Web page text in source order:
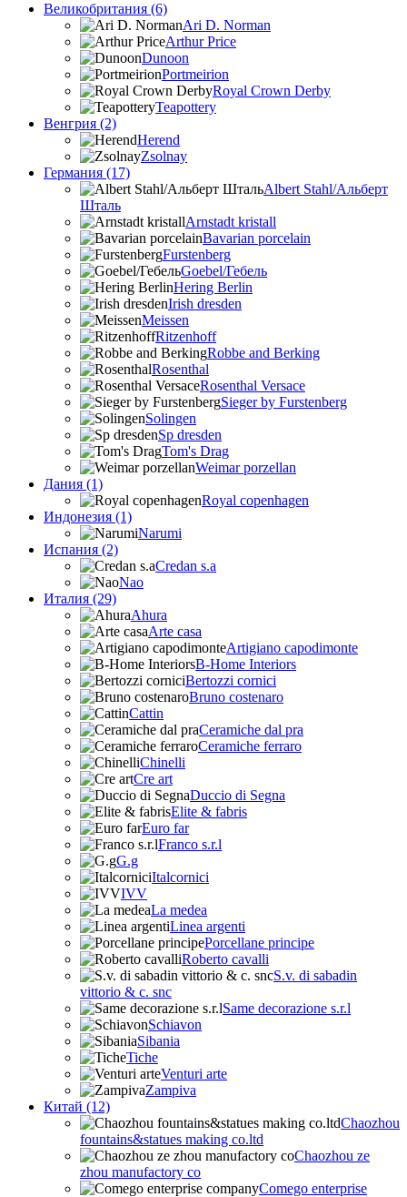
Великобритания (6)
Ari D. Norman
Arthur Price
Dunoon
Portmeirion
Royal Crown Derby
Teapottery
Венгрия (2)
Herend
Zsolnay
Германия (17)
Albert Stahl/Альбеpт
Шталь
Arnstadt kristall
Bavarian porcelain
Furstenberg
Goebel/Гебель
Hering Berlin
Irish dresden
Meissen
Ritzenhoff
Robbe and Berking
Rosenthal
Rosenthal Versace
Sieger by Furstenberg
Solingen
Sp dresden
Tom's Drag
Weimar porzellan
Дания (1)
Royal copenhagen
Индонезия (1)
Narumi
Испания (2)
Credan s.a
Nao
Италия (29)
Ahura
Arte casa
Artigiano capodimonte
B-Home Interiors
Bertozzi cornici
Bruno costenaro
Cattin
Ceramiche dal pra
Ceramiche ferraro
Chinelli
Cre art
Duccio di Segna
Elite & fabris
Euro far
Franco s.r.l
G.g
Italcornici
IVV
La medea
Linea argenti
Porcellane principe
Roberto cavalli
S.v. di sabadin
vittorio & c. snc
Same decorazione s.r.l
Schiavon
Sibania
Tiche
Venturi arte
Zampiva
Китай (12)
Chaozhou
fountains&statues making co.ltd
Chaozhou ze
zhou manufactory co
Comego enterprise